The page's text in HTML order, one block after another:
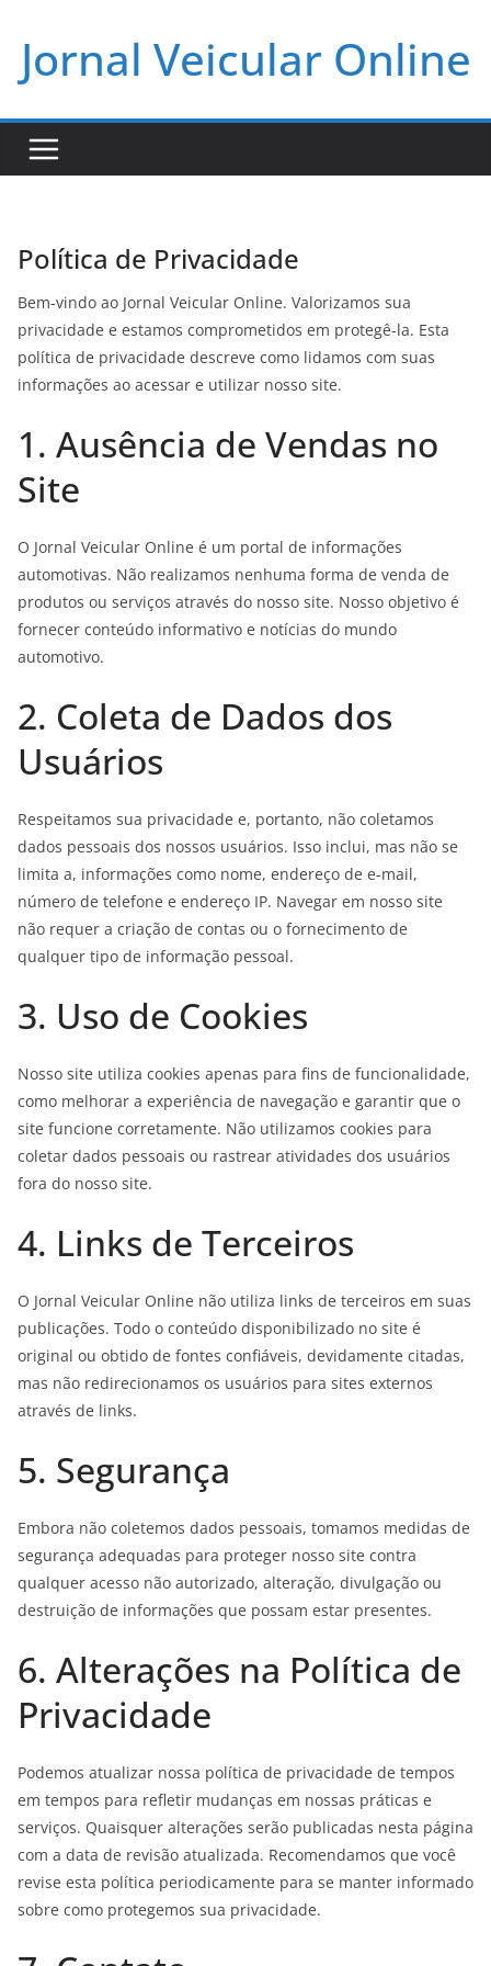
paraJornal Veicular Online
Política de Privacidade
Bem-vindo ao Jornal Veicular Online. Valorizamos sua
privacidade e estamos comprometidos em protegê-la. Esta
política de privacidade descreve como lidamos com suas
informações ao acessar e utilizar nosso site.
1. Ausência de Vendas no
Site
O Jornal Veicular Online é um portal de informações
automotivas. Não realizamos nenhuma forma de venda de
produtos ou serviços através do nosso site. Nosso objetivo é
fornecer conteúdo informativo e notícias do mundo
automotivo.
2. Coleta de Dados dos
Usuários
Respeitamos sua privacidade e, portanto, não coletamos
dados pessoais dos nossos usuários. Isso inclui, mas não se
limita a, informações como nome, endereço de e-mail,
número de telefone e endereço IP. Navegar em nosso site
não requer a criação de contas ou o fornecimento de
qualquer tipo de informação pessoal.
3. Uso de Cookies
Nosso site utiliza cookies apenas para fins de funcionalidade,
como melhorar a experiência de navegação e garantir que o
site funcione corretamente. Não utilizamos cookies para
coletar dados pessoais ou rastrear atividades dos usuários
fora do nosso site.
4. Links de Terceiros
O Jornal Veicular Online não utiliza links de terceiros em suas
publicações. Todo o conteúdo disponibilizado no site é
original ou obtido de fontes confiáveis, devidamente citadas,
mas não redirecionamos os usuários para sites externos
através de links.
5. Segurança
Embora não coletemos dados pessoais, tomamos medidas de
segurança adequadas para proteger nosso site contra
qualquer acesso não autorizado, alteração, divulgação ou
destruição de informações que possam estar presentes.
6. Alterações na Política de
Privacidade
Podemos atualizar nossa política de privacidade de tempos
em tempos para refletir mudanças em nossas práticas e
serviços. Quaisquer alterações serão publicadas nesta página
com a data de revisão atualizada. Recomendamos que você
revise esta política periodicamente para se manter informado
sobre como protegemos sua privacidade.